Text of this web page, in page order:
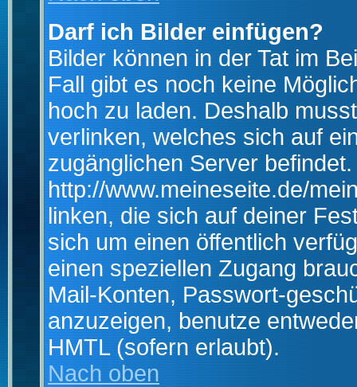
Darf ich Bilder einfügen?
Bilder können in der Tat im
Fall gibt es noch keine
hoch zu laden. Deshalb
verlinken, welches sich auf
zugänglichen Server
http://www.meineseite.de/
linken, die sich auf deiner
sich um einen öffentlich
einen speziellen Zugang
Mail-Konten, Passwort-
anzuzeigen, benutze
HMTL (sofern erlaubt).
Nach oben